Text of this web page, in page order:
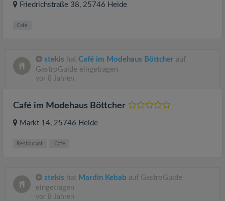
Friedrichstraße 38, 25746 Heide
Cafe
stekis hat Café im Modehaus Böttcher auf
GastroGuide eingetragen
vor 8 Jahren
Café im Modehaus Böttcher
Markt 14, 25746 Heide
Restaurant Cafe
stekis hat Mardin Kebab auf GastroGuide
eingetragen
vor 8 Jahren